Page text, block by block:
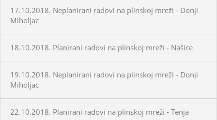
17.10.2018. Neplanirani radovi na plinskoj mreži - Donji
Miholjac
18.10.2018. Planirani radovi na plinskoj mreži - Našice
19.10.2018. Neplanirani radovi na plinskoj mreži - Donji
Miholjac
22.10.2018. Planirani radovi na plinskoj mreži - Tenja